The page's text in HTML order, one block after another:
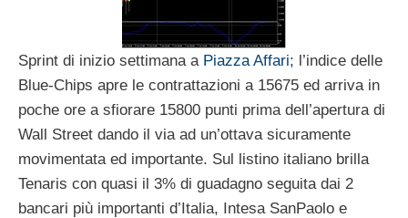
Sprint di inizio settimana a Piazza Affari; l’indice delle
Blue-Chips apre le contrattazioni a 15675 ed arriva in
poche ore a sfiorare 15800 punti prima dell’apertura di
Wall Street dando il via ad un’ottava sicuramente
movimentata ed importante. Sul listino italiano brilla
Tenaris con quasi il 3% di guadagno seguita dai 2
bancari più importanti d’Italia, Intesa SanPaolo e